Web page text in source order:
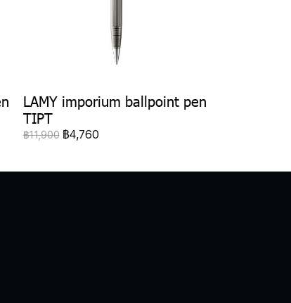
LAMY imporium ballpoint pen
TIPT
฿11,900 ฿4,760